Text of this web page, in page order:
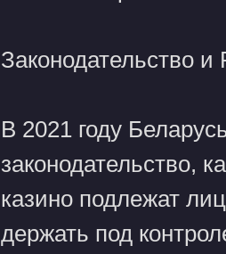
Законодательство и
В 2021 году
законодательство,
казино подлежат
держать под